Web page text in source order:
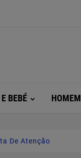
BEBÉ HOMEM
De Atenção